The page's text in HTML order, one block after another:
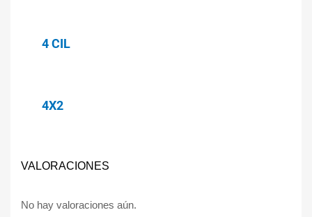
4 CIL
4X2
VALORACIONES
No hay valoraciones aún.